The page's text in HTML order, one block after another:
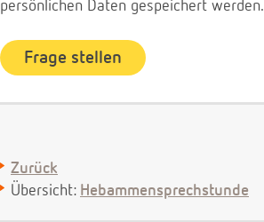
persönlichen Daten gespeichert werden.
Zurück
Übersicht: Hebammensprechstunde